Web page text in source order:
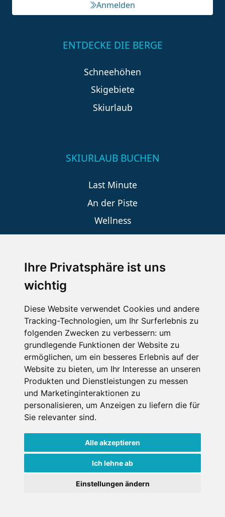
Ihre Privatsphäre ist uns
wichtig
Diese Website verwendet Cookies und andere
Tracking-Technologien, um Ihr Surferlebnis zu
folgenden Zwecken zu verbessern: um
grundlegende Funktionen der Website zu
ermöglichen, um ein besseres Erlebnis auf der
Website zu bieten, um Ihr Interesse an unseren
Produkten und Dienstleistungen zu messen
und Marketinginteraktionen zu
personalisieren, um Anzeigen zu liefern die für
Sie relevanter sind.
Alle akzeptieren
Ich lehne ab
Einstellungen ändern
Anmelden
ENTDECKE DIE BERGE
Schneehöhen
Skigebiete
Skiurlaub
SKIURLAUB BUCHEN
Last Minute
An der Piste
Wellness
SCHNEEHÖHEN SKI APP
Die Schneehoehen Ski APP für iOS und Android - Ein
Muss für alle Wintersportler und Schneefreaks!
Impressum
Datenschutz
Nutzungsbedingungen
Portale
FAQ Newsletter Mediadaten
Copyright ©2026 Schneemenschen GmbH